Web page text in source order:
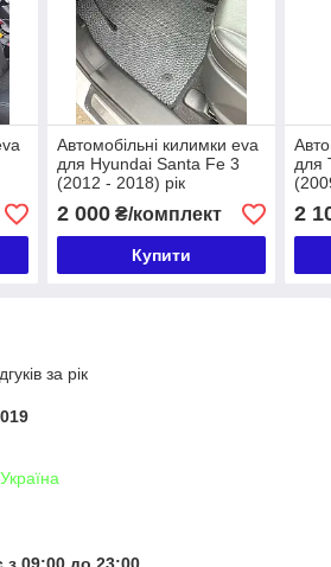
Автомобільні килимки eva
для Hyundai Santa Fe 3
(2012 - 2018) рік
2 000₴/комплект
Купити
для
2
за рік